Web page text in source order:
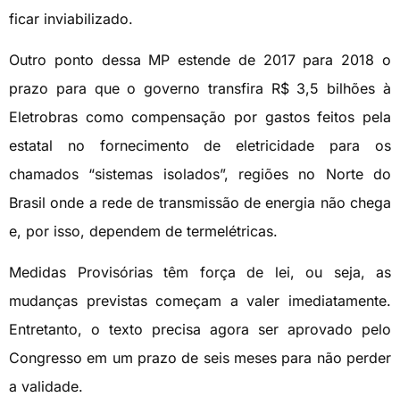
ficar inviabilizado.
Outro ponto dessa MP estende de 2017 para 2018 o
prazo para que o governo transfira R$ 3,5 bilhões à
Eletrobras como compensação por gastos feitos pela
estatal no fornecimento de eletricidade para os
chamados “sistemas isolados”, regiões no Norte do
Brasil onde a rede de transmissão de energia não chega
e, por isso, dependem de termelétricas.
Medidas Provisórias têm força de lei, ou seja, as
mudanças previstas começam a valer imediatamente.
Entretanto, o texto precisa agora ser aprovado pelo
Congresso em um prazo de seis meses para não perder
a validade.